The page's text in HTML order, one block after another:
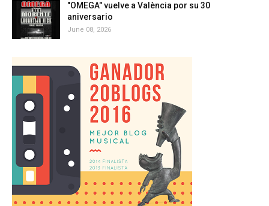
"OMEGA" vuelve a València por su 30
aniversario
June 08, 2026